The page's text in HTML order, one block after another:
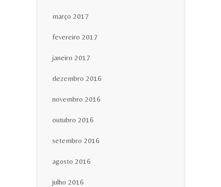
março 2017
fevereiro 2017
janeiro 2017
dezembro 2016
novembro 2016
outubro 2016
setembro 2016
agosto 2016
julho 2016